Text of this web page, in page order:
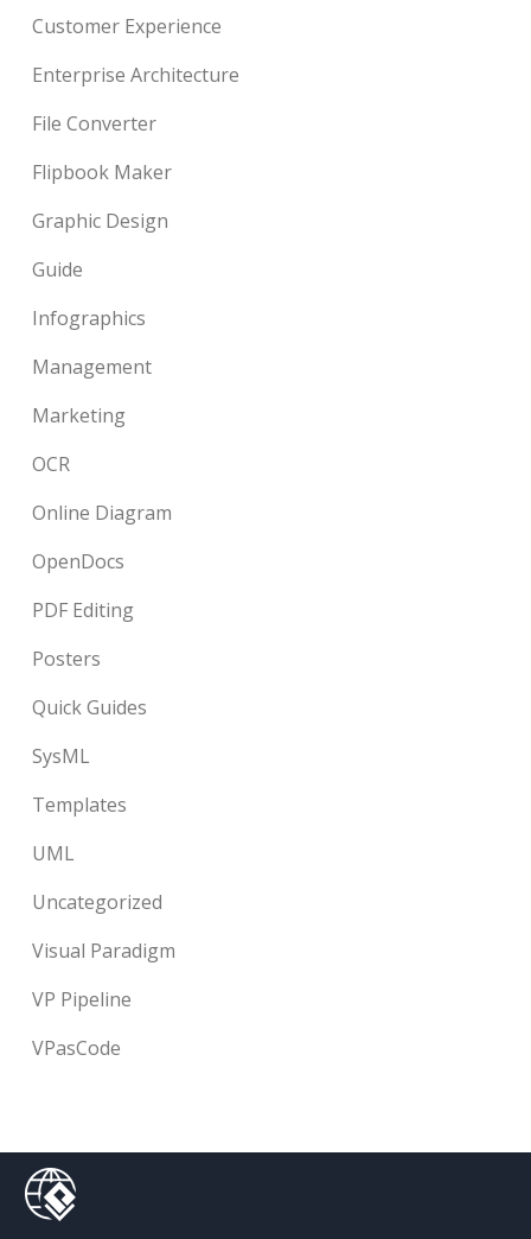
Customer Experience
Enterprise Architecture
File Converter
Flipbook Maker
Graphic Design
Guide
Infographics
Management
Marketing
OCR
Online Diagram
OpenDocs
PDF Editing
Posters
Quick Guides
SysML
Templates
UML
Uncategorized
Visual Paradigm
VP Pipeline
VPasCode